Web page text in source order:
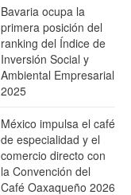
Bavaria ocupa la
primera posición del
ranking del Índice de
Inversión Social y
Ambiental Empresarial
2025
México impulsa el café
de especialidad y el
comercio directo con
la Convención del
Café Oaxaqueño 2026